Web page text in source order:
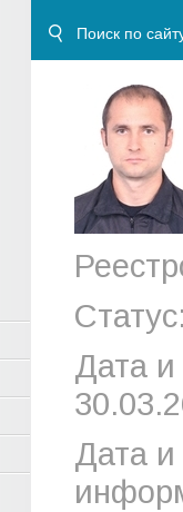
Дата
Дата и